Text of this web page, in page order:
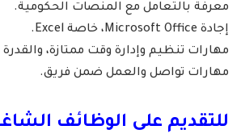
معرفة بالتعامل مع المنصات الحكومية.
إجادة Microsoft Office، خاصة Excel.
مهارات تنظيم وإدارة وقت ممتازة،
مهارات تواصل والعمل ضمن فريق.
للتقديم على الوظائف